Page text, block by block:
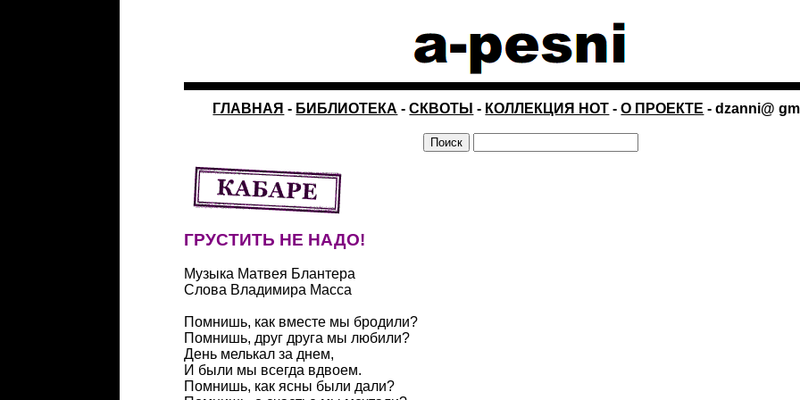
ГЛАВНАЯ - БИБЛИОТЕКА -СКВОТЫ - КОЛЛЕКЦИЯ НОТ -О ПРОЕКТЕ - dzanni@
ГРУСТИТЬ НЕ НАДО!
Музыка Матвея Блантера
Слова Владимира Масса
Помнишь, как вместе мы бродили?
Помнишь, друг друга мы любили?
День мелькал за днем,
И были мы всегда вдвоем.
Помнишь, как ясны были дали?